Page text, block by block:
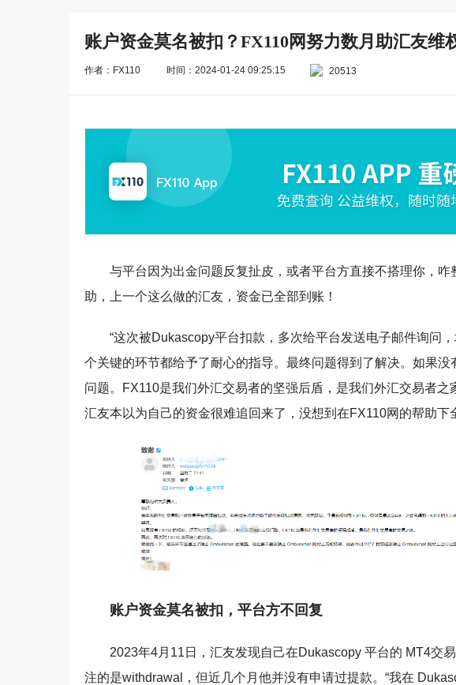
账户资金莫名被扣？FX110网努力数月助汇友维
作者：FX110 时间：2024-01-24 09:25:15 20513
与平台因为出金问题反复扯皮，或者平台方直接不搭理你，
助，上一个这么做的汇友，资金已全部到账！
“这次被Dukascopy平台扣款，多次给平台发送电子邮件询问
个关键的环节都给予了耐心的指导。最终问题得到了解决。如果
问题。
FX110是我们外汇交易者的坚强后盾，是我们外汇交易者之
汇友本以为自己的资金很难追回来了，没想到在FX110网的帮助下
账户资金莫名被扣，平台方不回复
2023年4月11日，汇友发现自己在Dukascopy 平台的 MT4交
注的是withdrawal，但近几个月他并没有申请过提款。“我在